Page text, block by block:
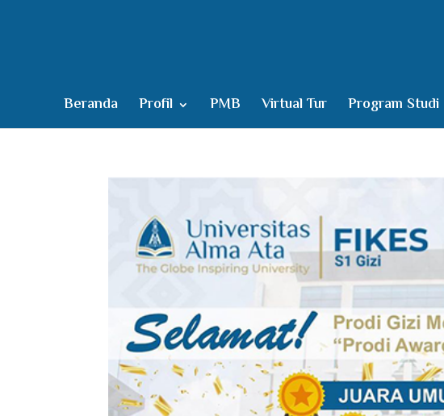
Beranda Profil PMB Virtual Tur Program Studi